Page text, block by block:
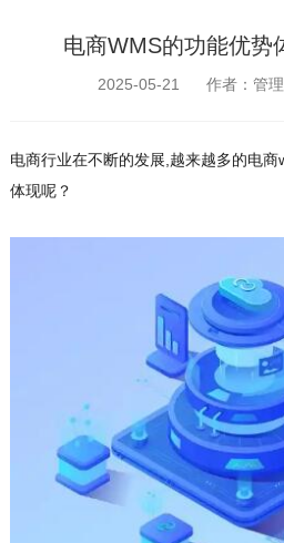
电商WMS的功能优势
2025-05-21 作者：管
电商行业在不断的发展,越来越多的电
体现呢？